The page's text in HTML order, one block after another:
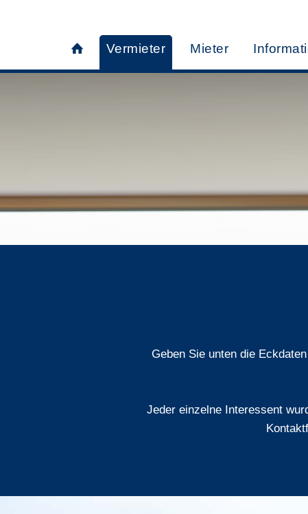
Vermieter Mieter
Geben Sie unten die
Jeder einzelne Interessent